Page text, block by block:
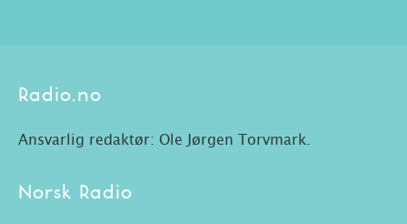
Radio.no
Ansvarlig redaktør: Ole Jørgen Torvmark.
Norsk Radio